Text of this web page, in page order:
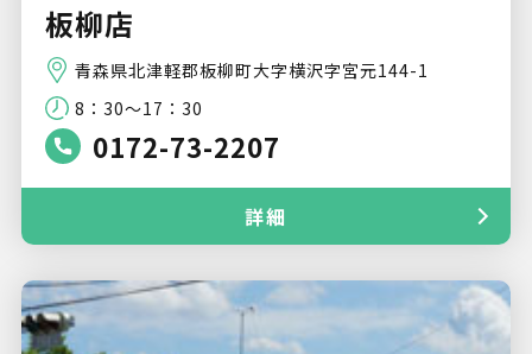
板柳店
青森県北津軽郡板柳町大字横沢字宮元144-1
8：30～17：30
0172-73-2207
詳細